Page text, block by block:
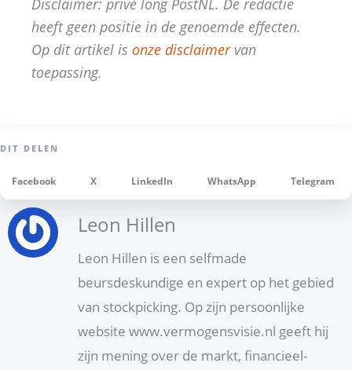
Disclaimer: privé long PostNL. De redactie
heeft geen positie in de genoemde effecten.
Op dit artikel is onze disclaimervan
toepassing.
Facebook X LinkedIn WhatsApp Telegram
Leon Hillen
Leon Hillen is een selfmade
beursdeskundige en expert op het gebied
van stockpicking. Op zijn persoonlijke
website www.vermogensvisie.nl geeft hij
zijn mening over de markt, financieel-